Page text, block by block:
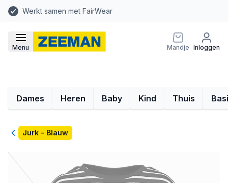
Werkt samen met FairWear
Menu Mandje Inloggen
Dames Heren Baby Kind Thuis
TerugJurk - Blauw